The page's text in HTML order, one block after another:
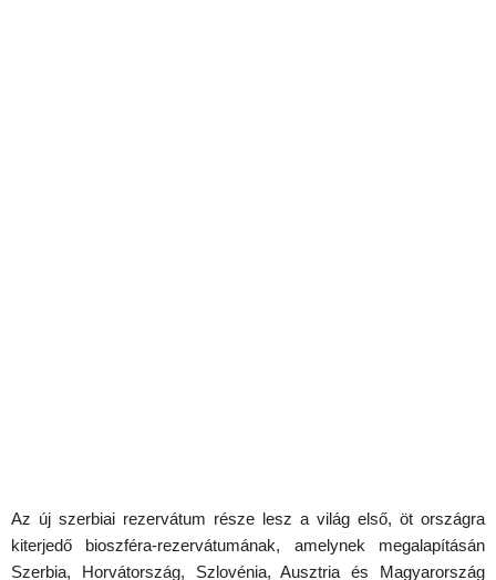
Az új szerbiai rezervátum része lesz a világ első, öt országra
kiterjedő bioszféra-rezervátumának, amelynek megalapításán
Szerbia, Horvátország, Szlovénia, Ausztria és Magyarország